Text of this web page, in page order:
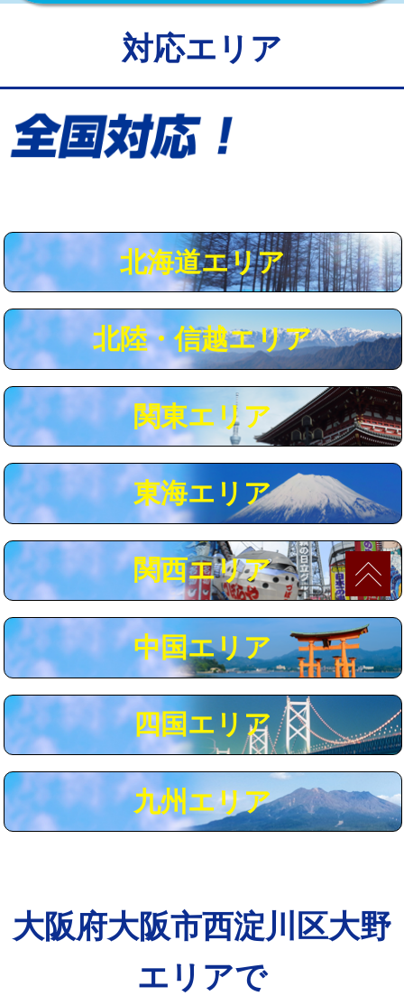
給水管工事※（保温材使用（バンド止
5,500円
給水管工事※（土の掘削・埋め戻し作
業)
用（追加）/3ｍ超え)
給水管工事※（ライニング鋼管・銅
44,000円
給水管工事※（ライニング鋼管・銅
管・ポリ管・HT管使用/3ｍ超え)
+8,800円
マス交換（土の掘削・埋め戻し作業） 11,000円~
マス交換（深さ50㎝未満） 55,000円
マス交換（深さ50㎝以上） 66,000円
コンクリート斫り（厚さ10㎝まで） 27,500円
コンクリート斫り（厚さ10㎝超え） 38,500円
モルタル補修（厚さ10㎝まで） 27,500円
追加人工 16,500円
※給水管工事は20mmまでの価格です。
対応エリア
北海道エリア
北陸・信越エリア
関東エリア
東海エリア
関西エリア
中国エリア
四国エリア
九州エリア
大阪府大阪市西淀川区大野
エリアで